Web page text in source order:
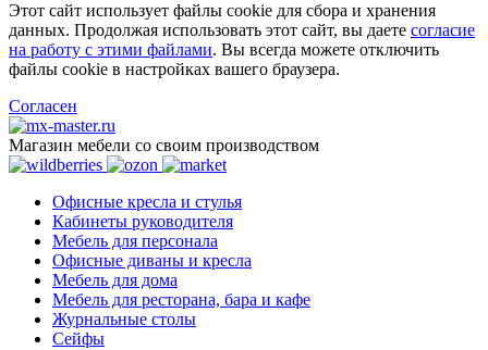
Этот сайт использует файлы cookie для сбора и хранения
данных. Продолжая использовать этот сайт, вы даете согласие
на работу с этими файлами. Вы всегда можете отключить
файлы cookie в настройках вашего браузера.
Согласен
Магазин мебели со своим производством
Офисные кресла и стулья
Кабинеты руководителя
Мебель для персонала
Офисные диваны и кресла
Мебель для дома
Мебель для ресторана, бара и кафе
Журнальные столы
Сейфы